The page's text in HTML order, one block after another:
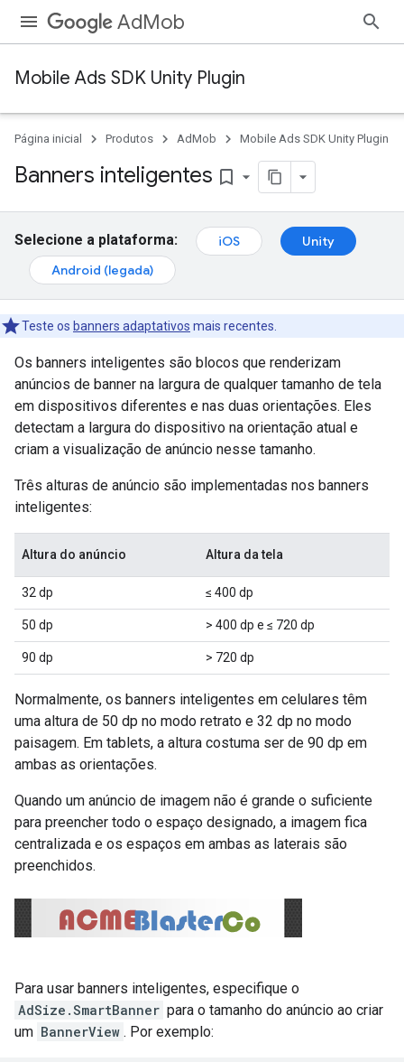
AdMob
Mobile Ads SDK Unity Plugin
Página inicial Produtos AdMob Mobile Ads SDK Unity Plugin
Banners inteligentes bookmark_border
Selecione a plataforma: iOS
Unity
Android (legada)
Teste os banners adaptativos mais recentes.
Os banners inteligentes são blocos que renderizam
anúncios de banner na largura de qualquer tamanho de tela
em dispositivos diferentes e nas duas orientações. Eles
detectam a largura do dispositivo na orientação atual e
criam a visualização de anúncio nesse tamanho.
Três alturas de anúncio são implementadas nos banners
inteligentes:
Altura do anúncio Altura da tela
32 dp ≤ 400 dp
50 dp > 400 dp e ≤ 720 dp
90 dp > 720 dp
Normalmente, os banners inteligentes em celulares têm
uma altura de 50 dp no modo retrato e 32 dp no modo
paisagem. Em tablets, a altura costuma ser de 90 dp em
ambas as orientações.
Quando um anúncio de imagem não é grande o suficiente
para preencher todo o espaço designado, a imagem fica
centralizada e os espaços em ambas as laterais são
preenchidos.
Para usar banners inteligentes, especifique o
AdSize.SmartBanner para o tamanho do anúncio ao criar
um BannerView . Por exemplo: